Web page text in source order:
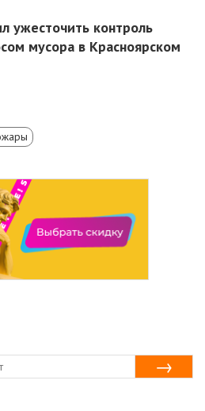
ужесточить контроль
мусора в Красноярском